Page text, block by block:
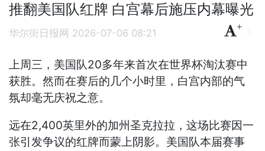
推翻美国队红牌 白宫幕后施压内幕曝光
华尔街日报网 2026-07-06 08:21
+
上周三，美国队20多年来首次在世界杯淘汰赛中
获胜。然而在赛后的几个小时里，白宫内部的气
氛却毫无庆祝之意。
远在2,400英里外的加州圣克拉拉，这场比赛因一
张引发争议的红牌而蒙上阴影。美国队本届赛事